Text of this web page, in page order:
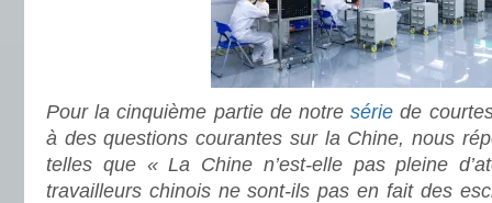
Pour la cinquième partie de notresérie de
à des questions courantes sur la Chine, nous
telles que « La Chine n’est-elle pas pleine
travailleurs chinois ne sont-ils pas en fait des